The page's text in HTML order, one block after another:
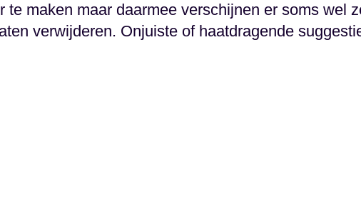
te maken maar daarmee verschijnen er soms wel
verwijderen. Onjuiste of haatdragende